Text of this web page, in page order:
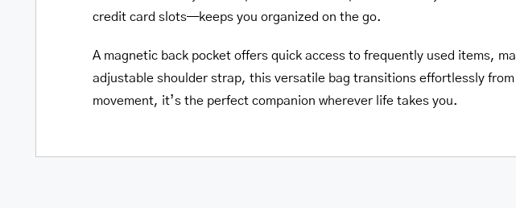
credit card slots—keeps you organized on the go.
A magnetic back pocket offers quick access to frequently used items,
adjustable shoulder strap, this versatile bag transitions effortlessly
movement, it’s the perfect companion wherever life takes you.